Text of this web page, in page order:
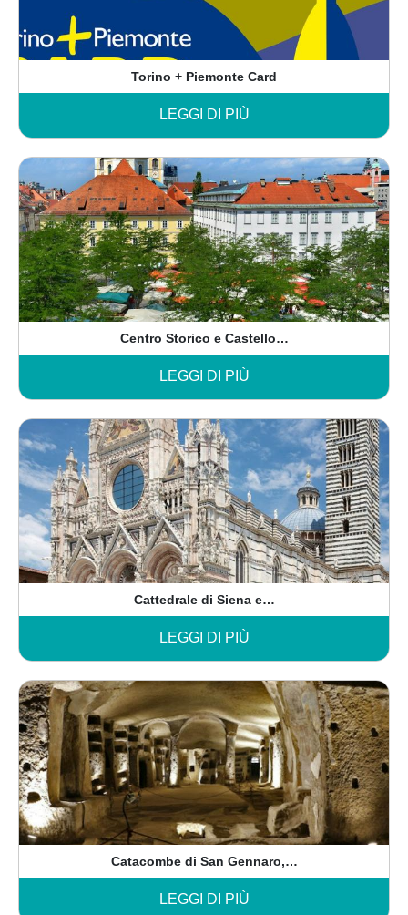
Torino + Piemonte Card
LEGGI DI PIÙ
Centro Storico e Castello…
LEGGI DI PIÙ
Cattedrale di Siena e…
LEGGI DI PIÙ
Catacombe di San Gennaro,…
LEGGI DI PIÙ